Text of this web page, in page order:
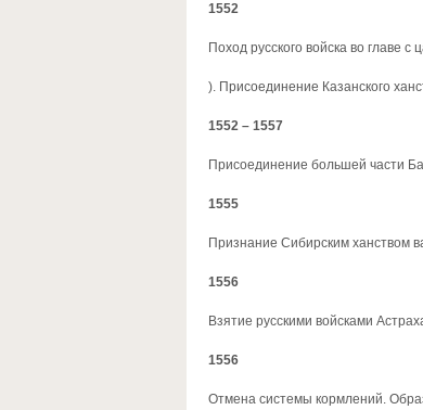
1552
Поход русского войска во главе
). Присоединение Казанского
1552 – 1557
Присоединение большей части
1555
Признание Сибирским ханством
1556
Взятие русскими войсками
1556
Отмена системы кормлений.